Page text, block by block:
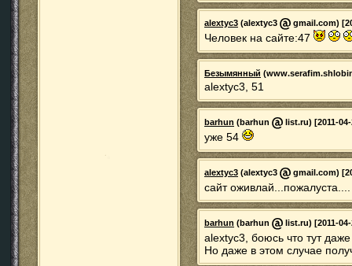
alextyc3 (alextyc3 gmail.com)
Человек на сайте:47
Безымянный
alextyc3, 51
barhun (barhun list.ru) [2011-
уже 54
alextyc3 (alextyc3 gmail.com)
сайт
barhun (barhun list.ru) [2011-
alextyc3, боюсь что тут
Но даже в этом случае